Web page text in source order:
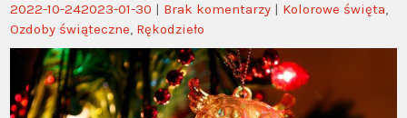
2022-10-242023-01-30 | Brak komentarzy | Kolorowe święta,
Ozdoby świąteczne, Rękodzieło